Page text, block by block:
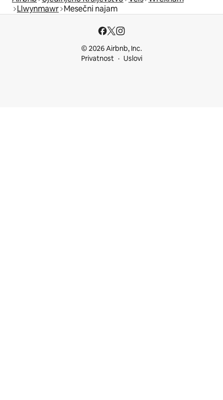
Llwynmawr Mesečni najam
© 2026 Airbnb, Inc.
Privatnost
Uslovi